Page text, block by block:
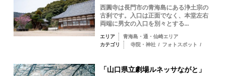
西圓寺は長門市の青海島にある浄土宗の
古刹です。入口は正面でなく、本堂左右
両端に男女の入口を別々とする...
エリア
青海島・通・仙崎エリア
カテゴリ
寺院・神社 / フォトスポット /
「山口県立劇場ルネッサながと」